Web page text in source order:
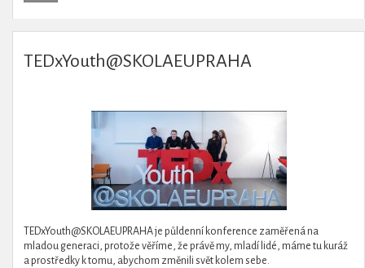
TEDxYouth@SKOLAEUPRAHA
TEDxYouth@SKOLAEUPRAHA je půldenní konference zaměřená na
mladou generaci, protože věříme, že právě my, mladí lidé, máme tu kuráž
a prostředky k tomu, abychom změnili svět kolem sebe.